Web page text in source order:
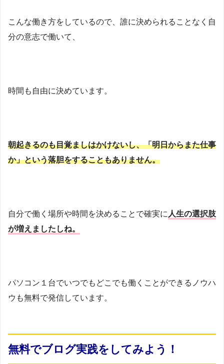
こんな働き方をしているので、誰に決められることなく自
分の意志で働いて、
時間も自由に決めています。
朝起きるのも目覚ましはかけないし、「明日からまた仕事
か」という落胆をすることもありません。
自分で働く場所や時間を決めることで確実に 人生の選択肢
が増えましたしね。
パソコン１台でいつでもどこでも働くことができるノウハ
ウも無料で発信しています。
無料でブログ実践をしてみよう！